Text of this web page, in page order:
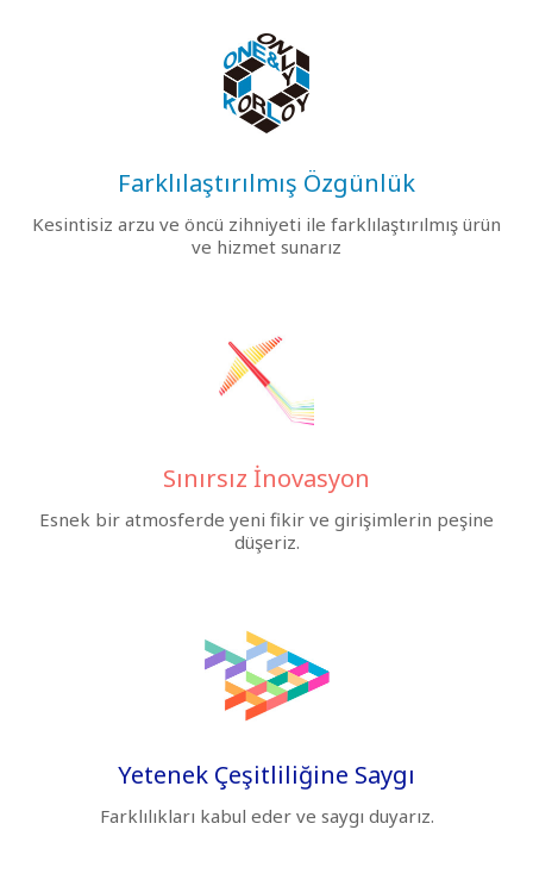
Farklılaştırılmış Özgünlük
Kesintisiz arzu ve öncü zihniyeti ile farklılaştırılmış ürün
ve hizmet sunarız
Sınırsız İnovasyon
Esnek bir atmosferde yeni fikir ve girişimlerin peşine
düşeriz.
Yetenek Çeşitliliğine Saygı
Farklılıkları kabul eder ve saygı duyarız.